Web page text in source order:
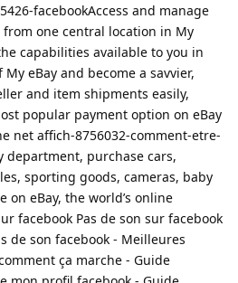
facebookAccess and manage
one central location in My
capabilities available to you in
eBay and become a savvier,
and item shipments easily,
popular payment option on eBay
net affich-8756032-comment-etre-
department, purchase cars,
sporting goods, cameras, baby
on eBay, the world’s online
facebook Pas de son sur facebook
de son facebook - Meilleures
ça marche - Guide